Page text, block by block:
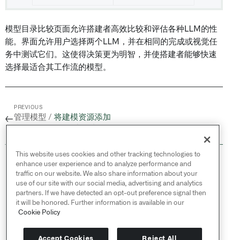
模型目录比较页面允许搭建者高效比较和评估各种LLM的性
能。界面允许用户选择两个LLM，并在相同的完成或视觉任
务中测试它们。这使得决策更为明智，并使搭建者能够快速
选择最适合其工作流的模型。
←
PREVIOUS
管理模型 / 将建模资源添加
© 2026 Palantir Technologies Inc. All rights
reserved.
Cookies Statement ↗
Privacy Statement ↗
Terms of Use ↗
Do Not Sell or Share My Personal Information
This website uses cookies and other tracking technologies to
enhance user experience and to analyze performance and
traffic on our website. We also share information about your
use of our site with our social media, advertising and analytics
partners. If we have detected an opt-out preference signal then
it will be honored. Further information is available in our
Cookie Policy